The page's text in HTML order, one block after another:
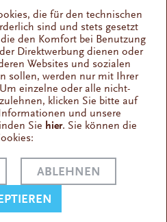
Design
und diskutieren...
die für den technischen
sind und stets gesetzt
den Komfort bei Benutzung
Direktwerbung dienen oder
Websites und sozialen
sollen, werden nur mit Ihrer
einzelne oder alle nicht-
klicken Sie bitte auf
und unsere
Sie hier. Sie können die
ABLEHNEN